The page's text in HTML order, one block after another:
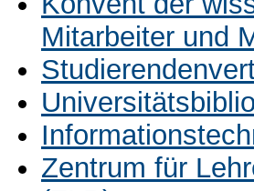
Mitarbeiter und
Zentrum für